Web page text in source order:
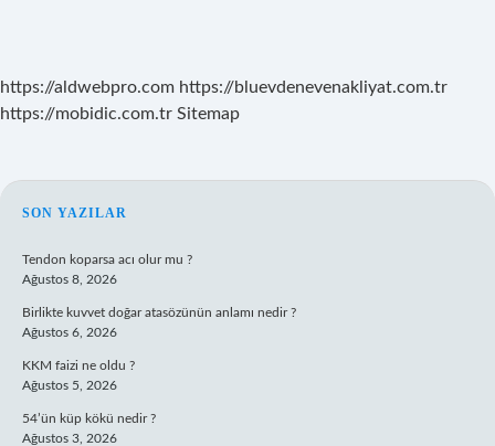
https://aldwebpro.com https://bluevdenevenakliyat.com.tr
https://mobidic.com.tr Sitemap
SIDEBAR
SON YAZILAR
Tendon koparsa acı olur mu ?
Ağustos 8, 2026
Birlikte kuvvet doğar atasözünün anlamı nedir ?
Ağustos 6, 2026
KKM faizi ne oldu ?
Ağustos 5, 2026
54’ün küp kökü nedir ?
Ağustos 3, 2026